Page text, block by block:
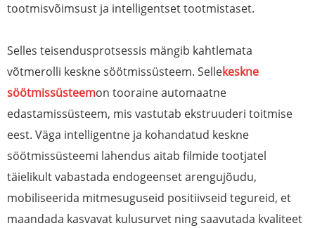
tootmisvõimsust ja intelligentset tootmistaset.
Selles teisendusprotsessis mängib kahtlemata
võtmerolli keskne söötmissüsteem. Sellekeskne
söötmissüsteemon tooraine automaatne
edastamissüsteem, mis vastutab ekstruuderi toitmise
eest. Väga intelligentne ja kohandatud keskne
söötmissüsteemi lahendus aitab filmide tootjatel
täielikult vabastada endogeenset arengujõudu,
mobiliseerida mitmesuguseid positiivseid tegureid, et
maandada kasvavat kulusurvet ning saavutada kvaliteet